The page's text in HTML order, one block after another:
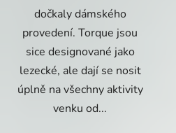
dočkaly dámského
provedení. Torque jsou
sice designované jako
lezecké, ale dají se nosit
úplně na všechny aktivity
venku od...